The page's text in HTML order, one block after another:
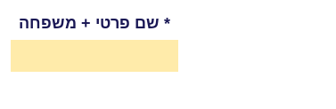
שם פרטי + משפחה